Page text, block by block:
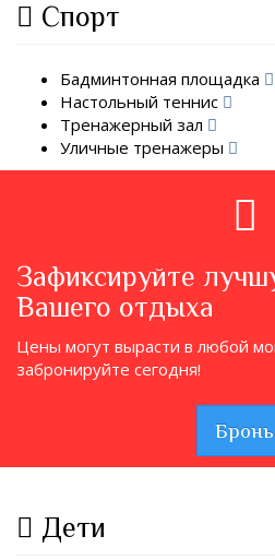
Спорт
Бадминтонная площадка
Настольный теннис
Тренажерный зал
Уличные тренажеры
Зафиксируйте
Вашего отдыха
Цены могут вырасти в любой
забронируйте сегодня!
Бронь
Дети